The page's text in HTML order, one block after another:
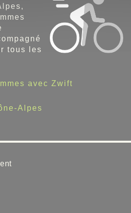
tous les
avec Zwift
Alpes